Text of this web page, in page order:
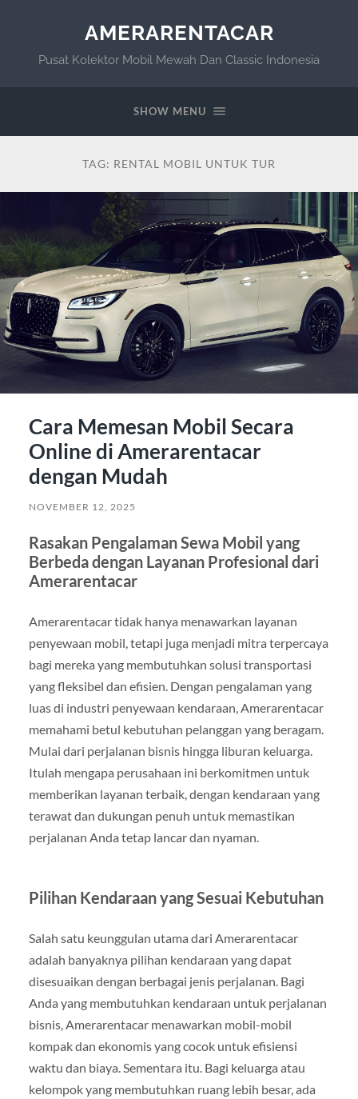
AMERARENTACAR
Pusat Kolektor Mobil Mewah Dan Classic Indonesia
SHOW MENU
TAG: RENTAL MOBIL UNTUK TUR
Cara Memesan Mobil Secara
Online di Amerarentacar
dengan Mudah
NOVEMBER 12, 2025
Rasakan Pengalaman Sewa Mobil yang
Berbeda dengan Layanan Profesional dari
Amerarentacar
Amerarentacar tidak hanya menawarkan layanan
penyewaan mobil, tetapi juga menjadi mitra terpercaya
bagi mereka yang membutuhkan solusi transportasi
yang fleksibel dan efisien. Dengan pengalaman yang
luas di industri penyewaan kendaraan, Amerarentacar
memahami betul kebutuhan pelanggan yang beragam.
Mulai dari perjalanan bisnis hingga liburan keluarga.
Itulah mengapa perusahaan ini berkomitmen untuk
memberikan layanan terbaik, dengan kendaraan yang
terawat dan dukungan penuh untuk memastikan
perjalanan Anda tetap lancar dan nyaman.
Pilihan Kendaraan yang Sesuai Kebutuhan
Salah satu keunggulan utama dari Amerarentacar
adalah banyaknya pilihan kendaraan yang dapat
disesuaikan dengan berbagai jenis perjalanan. Bagi
Anda yang membutuhkan kendaraan untuk perjalanan
bisnis, Amerarentacar menawarkan mobil-mobil
kompak dan ekonomis yang cocok untuk efisiensi
waktu dan biaya. Sementara itu. Bagi keluarga atau
kelompok yang membutuhkan ruang lebih besar, ada